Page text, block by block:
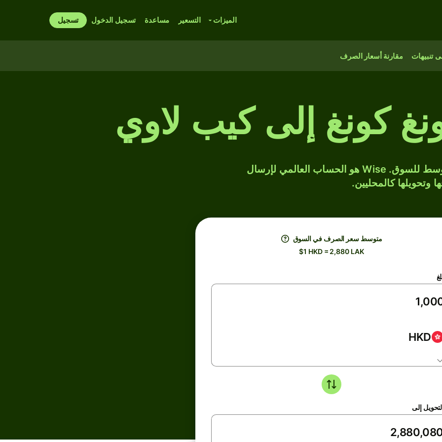
الميزات التسعير مساعدة تسجيل الدخول تسجيل
تنبيهات مقارنة أسعار الصرف
كونغ إلى كيب لاوي
حوّل HKD إلى LAK بسعر الصرف المتوسط للسوق. Wise هو الحساب العالمي لإرسال
وتحويلها كالمحليين.
متوسط ​​سعر الصرف في السوق
$1 HKD = 2,880 LAK
HKD
إلى